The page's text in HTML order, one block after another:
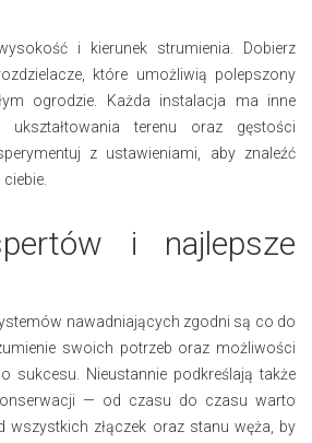
i kierunek strumienia. Dobierz
które umożliwią polepszony
ogrodzie. Każda instalacja ma inne
ukształtowania terenu oraz gęstości
z ustawieniami, aby znaleźć
i najlepsze
nawadniających zgodni są co do
swoich potrzeb oraz możliwości
sukcesu. Nieustannie podkreślają także
— od czasu do czasu warto
wszystkich złączek oraz stanu węża, by